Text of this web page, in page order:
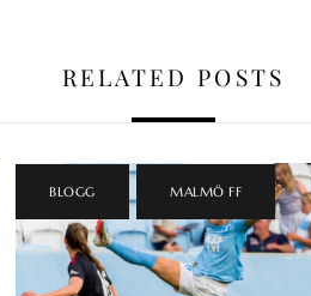
RELATED POSTS
BLOGG MALMÖ FF